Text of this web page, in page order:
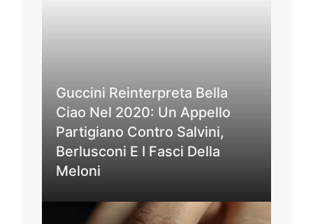
Guccini Reinterpreta Bella
Ciao Nel 2020: Un Appello
Partigiano Contro Salvini,
Berlusconi E I Fasci Della
Meloni